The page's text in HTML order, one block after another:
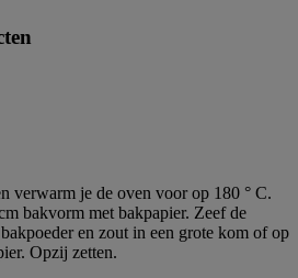
verwarm je de oven voor op 180 ° C.
bakvorm met bakpapier. Zeef de
en zout in een grote kom of op
Opzij zetten.